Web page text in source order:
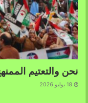
نحن والتعتيم
18 يوليو 2026